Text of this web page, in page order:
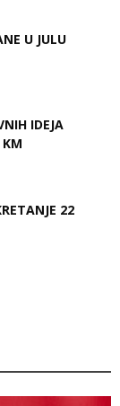
U JULU
IDEJA
22